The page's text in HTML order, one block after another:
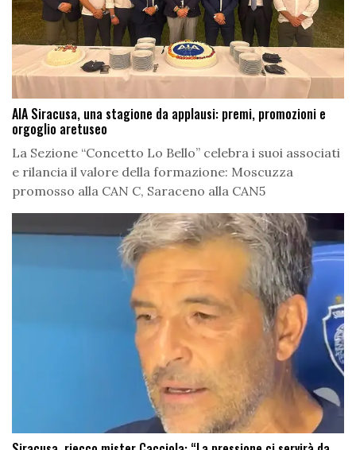
AIA Siracusa, una stagione da applausi: premi, promozioni e
orgoglio aretuseo
La Sezione “Concetto Lo Bello” celebra i suoi associati
e rilancia il valore della formazione: Moscuzza
promosso alla CAN C, Saraceno alla CAN5